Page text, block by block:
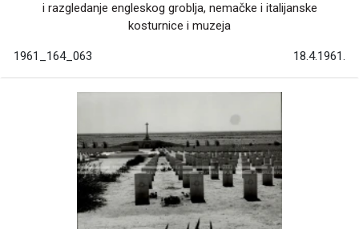
i razgledanje engleskog groblja, nemačke i italijanske
kosturnice i muzeja
1961_164_063 18.4.1961.